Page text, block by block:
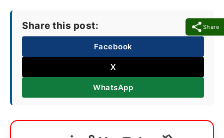
Share
Share this post:
Facebook
X
WhatsApp